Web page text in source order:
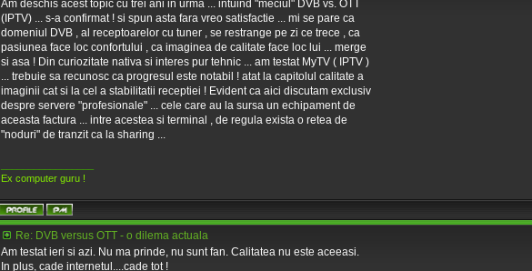
Am deschis acest topic cu trei ani in urma ... intuind "meciul" DVB vs. OTT
(IPTV) ... s-a confirmat ! si spun asta fara vreo satisfactie ... mi se pare ca
domeniul DVB , al receptoarelor cu tuner , se restrange pe zi ce trece , ca
pasiunea face loc confortului , ca imaginea de calitate face loc lui ... merge
si asa ! Din curiozitate nativa si interes pur tehnic ... am testat MyTV ( IPTV )
... trebuie sa recunosc ca progresul este notabil ! atat la capitolul calitate a
imaginii cat si la cel a stabilitatii receptiei ! Evident ca aici discutam exclusiv
despre servere "profesionale" ... cele care au la sursa un echipament de
aceasta factura ... intre acestea si terminal , de regula exista o retea de
"noduri" de tranzit ca la sharing ...
Ex computer guru !
Re: DVB versus OTT - o dilema actuala
Am testat ieri si azi. Nu ma prinde, nu sunt fan. Calitatea nu este aceeasi.
In plus, cade internetul....cade tot !